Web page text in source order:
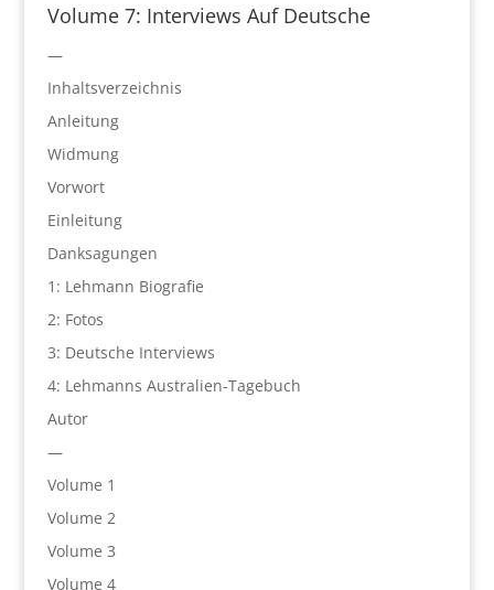
Volume 7: Interviews Auf Deutsche
—
Inhaltsverzeichnis
Anleitung
Widmung
Vorwort
Einleitung
Danksagungen
1: Lehmann Biografie
2: Fotos
3: Deutsche Interviews
4: Lehmanns Australien-Tagebuch
Autor
—
Volume 1
Volume 2
Volume 3
Volume 4